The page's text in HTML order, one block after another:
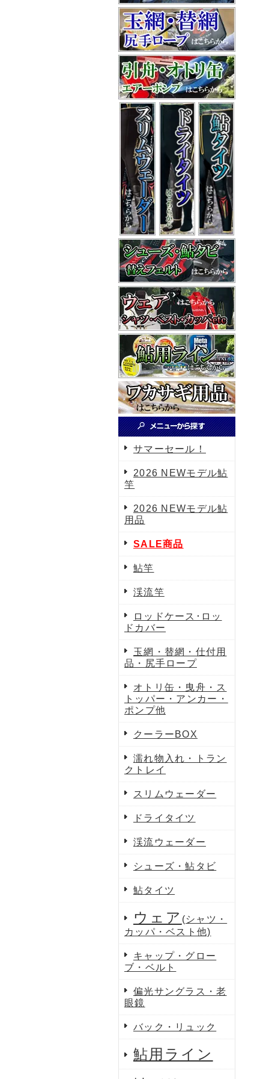
サマーセール！
2026 NEWモデル鮎
竿
2026 NEWモデル鮎
用品
SALE商品
鮎竿
渓流竿
ロッドケース･ロッ
ドカバー
玉網・替網・仕付用
品・尻手ロープ
オトリ缶・曳舟・ス
トッパー・アンカー・
ポンプ他
クーラーBOX
濡れ物入れ・トラン
クトレイ
スリムウェーダー
ドライタイツ
渓流ウェーダー
シューズ・鮎タビ
鮎タイツ
ウェア (シャツ・
カッパ・ベスト他)
キャップ・グロー
ブ・ベルト
偏光サングラス・老
眼鏡
バック・リュック
鮎用ライン